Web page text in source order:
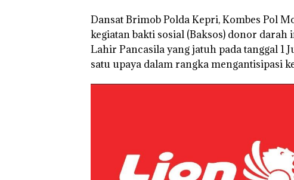
Dansat Brimob Polda Kepri, Kombes Pol
kegiatan bakti sosial (Baksos) donor
Lahir Pancasila yang jatuh pada tanggal 1
satu upaya dalam rangka mengantisipasi